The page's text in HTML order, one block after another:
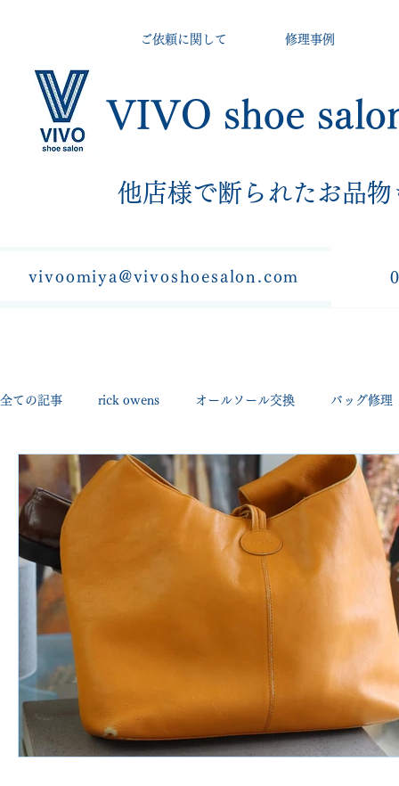
VIVO shoe
他店様で断られたお品物
ご依頼に関して 修理事例
vivoomiya@vivoshoesalon.com
全ての記事 rick owens オールソール交換 バッグ修理
george cleverley Christian louboutin allen edmonds
new balance クリーニング•撥水コーテ
johnlobb george cox hermes